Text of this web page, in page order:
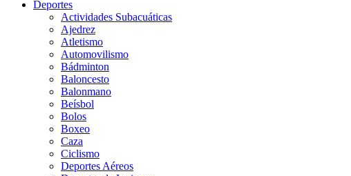
Deportes
Actividades Subacuáticas
Ajedrez
Atletismo
Automovilismo
Bádminton
Baloncesto
Balonmano
Beísbol
Bolos
Boxeo
Caza
Ciclismo
Deportes Aéreos